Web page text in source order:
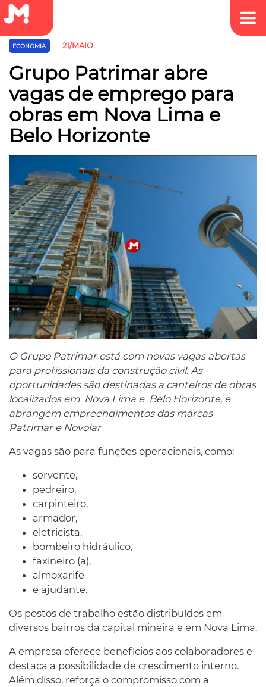
ECONOMIA 21/MAIO
Grupo Patrimar abre
vagas de emprego para
obras em Nova Lima e
Belo Horizonte
O Grupo Patrimar está com novas vagas abertas
para profissionais da construção civil. As
oportunidades são destinadas a canteiros de obras
localizados em Nova Lima e Belo Horizonte, e
abrangem empreendimentos das marcas
Patrimar e Novolar
As vagas são para funções operacionais, como:
servente,
pedreiro,
carpinteiro,
armador,
eletricista,
bombeiro hidráulico,
faxineiro (a),
almoxarife
e ajudante.
Os postos de trabalho estão distribuídos em
diversos bairros da capital mineira e em Nova Lima.
A empresa oferece benefícios aos colaboradores e
destaca a possibilidade de crescimento interno.
Além disso, reforça o compromisso com a